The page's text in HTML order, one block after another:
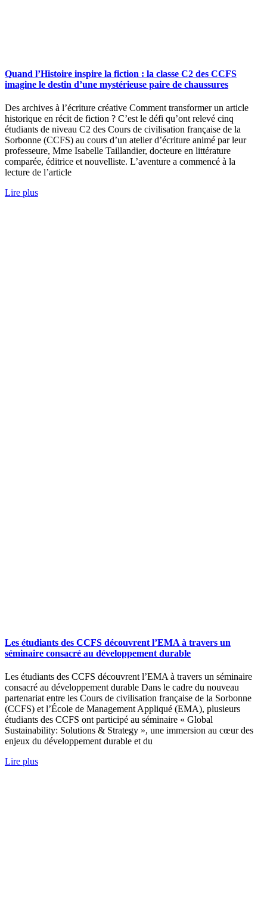
Quand l’Histoire inspire la fiction : la classe C2 des CCFS
imagine le destin d’une mystérieuse paire de chaussures
Des archives à l’écriture créative Comment transformer un article
historique en récit de fiction ? C’est le défi qu’ont relevé cinq
étudiants de niveau C2 des Cours de civilisation française de la
Sorbonne (CCFS) au cours d’un atelier d’écriture animé par leur
professeure, Mme Isabelle Taillandier, docteure en littérature
comparée, éditrice et nouvelliste. L’aventure a commencé à la
lecture de l’article
Lire plus
Les étudiants des CCFS découvrent l’EMA à travers un
séminaire consacré au développement durable
Les étudiants des CCFS découvrent l’EMA à travers un séminaire
consacré au développement durable Dans le cadre du nouveau
partenariat entre les Cours de civilisation française de la Sorbonne
(CCFS) et l’École de Management Appliqué (EMA), plusieurs
étudiants des CCFS ont participé au séminaire « Global
Sustainability: Solutions & Strategy », une immersion au cœur des
enjeux du développement durable et du
Lire plus